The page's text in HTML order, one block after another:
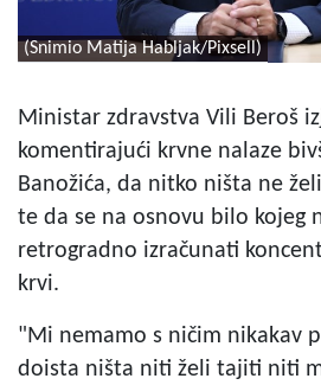
(Snimio Matija Habljak/Pixsell)
Ministar zdravstva Vili Beroš
komentirajući krvne nalaze
Banožića, da nitko ništa ne
te da se na osnovu bilo kojeg
retrogradno izračunati
krvi.
"Mi nemamo s ničim nikakav
doista ništa niti želi tajiti niti